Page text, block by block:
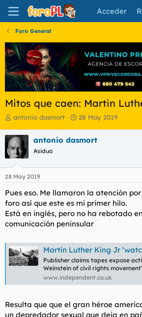
Acceder
Foro General
Mitos que caen: Martin
I
i
c
i
a
d
o
d
e
l
t
a
antonio dasmort
F
h
e
i
c
i
o
28 May 2019
antonio dasmort
Asiduo
28 May 2019
Pues eso. Me llamaron la atención
foro así que este es mi primer hilo.
Está en inglés, pero no ha rebotado
comunicación peninsular
Martin Luther King Jr ‘watched and laughed’ as woman
Publisher claims tapes expose
Weinstein of civil rights
www.independent.co.uk
Resulta que que el gran héroe
un depredador sexual que deja en